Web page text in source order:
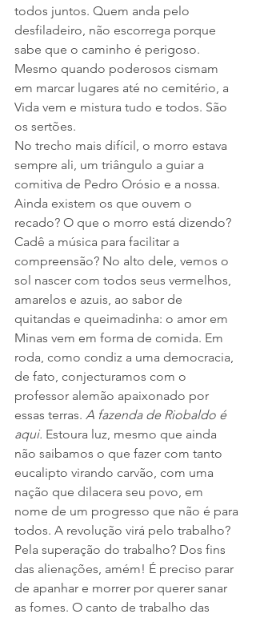
todos juntos. Quem anda pelo
desfiladeiro, não escorrega porque
sabe que o caminho é perigoso.
Mesmo quando poderosos cismam
em marcar lugares até no cemitério, a
Vida vem e mistura tudo e todos. São
os sertões.
No trecho mais difícil, o morro estava
sempre ali, um triângulo a guiar a
comitiva de Pedro Orósio e a nossa.
Ainda existem os que ouvem o
recado? O que o morro está dizendo?
Cadê a música para facilitar a
compreensão? No alto dele, vemos o
sol nascer com todos seus vermelhos,
amarelos e azuis, ao sabor de
quitandas e queimadinha: o amor em
Minas vem em forma de comida. Em
roda, como condiz a uma democracia,
de fato, conjecturamos com o
professor alemão apaixonado por
essas terras. A fazenda de Riobaldo é
aqui. Estoura luz, mesmo que ainda
não saibamos o que fazer com tanto
eucalipto virando carvão, com uma
nação que dilacera seu povo, em
nome de um progresso que não é para
todos. A revolução virá pelo trabalho?
Pela superação do trabalho? Dos fins
das alienações, amém! É preciso parar
de apanhar e morrer por querer sanar
as fomes. O canto de trabalho das